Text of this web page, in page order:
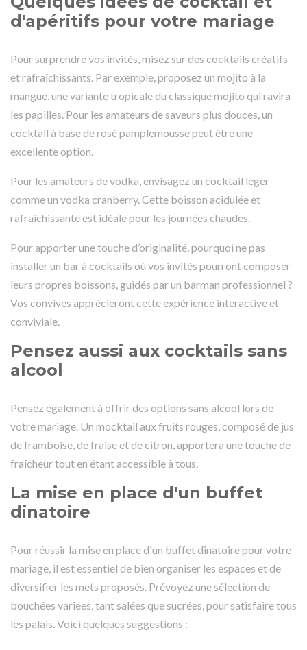
d'apéritifs pour votre mariage
Pour surprendre vos invités, misez sur des cocktails créatifs
et rafraîchissants. Par exemple, proposez un mojito à la
mangue, une variante tropicale du classique mojito qui ravira
les papilles. Pour les amateurs de saveurs plus douces, un
cocktail à base de rosé pamplemousse peut être une
excellente option.
Pour les amateurs de vodka, envisagez un cocktail léger
comme un vodka cranberry. Cette boisson acidulée et
rafraîchissante est idéale pour les journées chaudes.
Pour apporter une touche d’originalité, pourquoi ne pas
installer un bar à cocktails où vos invités pourront composer
leurs propres boissons, guidés par un barman professionnel ?
Vos convives apprécieront cette expérience interactive et
conviviale.
Pensez aussi aux cocktails sans
alcool
Pensez également à offrir des options sans alcool lors de
votre mariage. Un mocktail aux fruits rouges, composé de jus
de framboise, de fraise et de citron, apportera une touche de
fraîcheur tout en étant accessible à tous.
La mise en place d'un buffet
dinatoire
Pour réussir la mise en place d'un buffet dinatoire pour votre
mariage, il est essentiel de bien organiser les espaces et de
diversifier les mets proposés. Prévoyez une sélection de
bouchées variées, tant salées que sucrées, pour satisfaire tous
les palais. Voici quelques suggestions :